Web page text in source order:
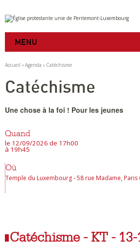
Aller
au
contenu.
à
navigation
Outils
personnels
MENU
Accueil › Agenda › Catéchisme
Catéchisme
Une chose à la foi ! Pour les jeunes
Quand
le 12/09/2026 de 17h00
à 19h45
Où
Temple du Luxembourg - 58 rue Madame, Paris
Catéchisme - KT - 13-